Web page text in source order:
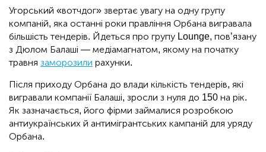
Угорський «вотчдог» звертає увагу на одну групу
компаній, яка останні роки правління Орбана вигравала
більшість тендерів. Йдеться про групу Lounge, пов’язану
з Дюлом Балаші — медіамагнатом, якому на початку
травня заморозили рахунки.
Після приходу Орбана до влади кількість тендерів, які
вигравали компанії Балаші, зросли з нуля до 150 на рік.
Як зазначається, його фірми займалися розробкою
антиукраїнських й антимігрантських кампаній для уряду
Орбана.